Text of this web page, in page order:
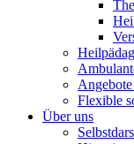
Flexible
Über uns